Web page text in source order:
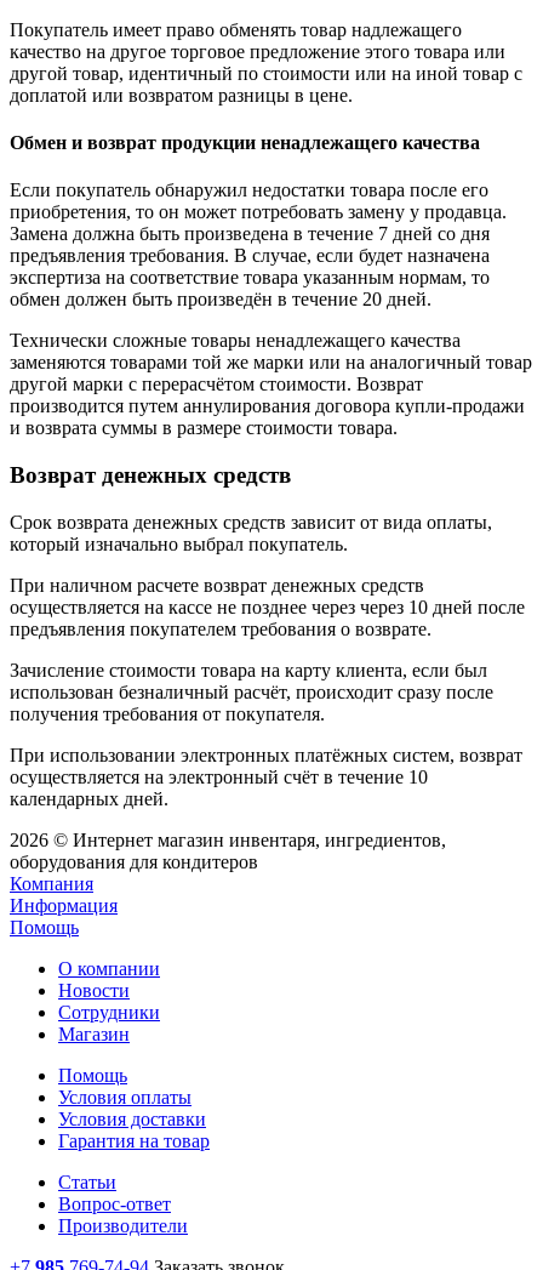
Покупатель имеет право обменять товар надлежащего
качество на другое торговое предложение этого товара или
другой товар, идентичный по стоимости или на иной товар с
доплатой или возвратом разницы в цене.
Обмен и возврат продукции ненадлежащего качества
Если покупатель обнаружил недостатки товара после его
приобретения, то он может потребовать замену у продавца.
Замена должна быть произведена в течение 7 дней со дня
предъявления требования. В случае, если будет назначена
экспертиза на соответствие товара указанным нормам, то
обмен должен быть произведён в течение 20 дней.
Технически сложные товары ненадлежащего качества
заменяются товарами той же марки или на аналогичный товар
другой марки с перерасчётом стоимости. Возврат
производится путем аннулирования договора купли-продажи
и возврата суммы в размере стоимости товара.
Возврат денежных средств
Срок возврата денежных средств зависит от вида оплаты,
который изначально выбрал покупатель.
При наличном расчете возврат денежных средств
осуществляется на кассе не позднее через через 10 дней после
предъявления покупателем требования о возврате.
Зачисление стоимости товара на карту клиента, если был
использован безналичный расчёт, происходит сразу после
получения требования от покупателя.
При использовании электронных платёжных систем, возврат
осуществляется на электронный счёт в течение 10
календарных дней.
2026 © Интернет магазин инвентаря, ингредиентов,
оборудования для кондитеров
Компания
Информация
Помощь
О компании
Новости
Сотрудники
Магазин
Помощь
Условия оплаты
Условия доставки
Гарантия на товар
Статьи
Вопрос-ответ
Производители